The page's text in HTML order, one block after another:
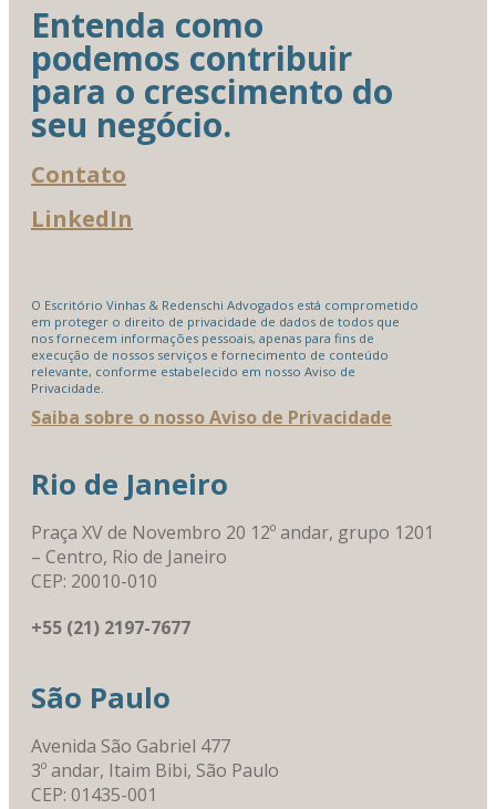
Entenda como
podemos contribuir
para o crescimento do
seu negócio.
Contato
LinkedIn
O Escritório Vinhas & Redenschi Advogados está comprometido
em proteger o direito de privacidade de dados de todos que
nos fornecem informações pessoais, apenas para fins de
execução de nossos serviços e fornecimento de conteúdo
relevante, conforme estabelecido em nosso Aviso de
Privacidade.
Saiba sobre o nosso Aviso de Privacidade
Rio de Janeiro
Praça XV de Novembro 20 12º andar, grupo 1201
– Centro, Rio de Janeiro
CEP: 20010-010
+55 (21) 2197-7677
São Paulo
Avenida São Gabriel 477
3º andar, Itaim Bibi, São Paulo
CEP: 01435-001